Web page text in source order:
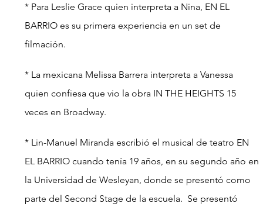
* Para Leslie Grace quien interpreta a Nina, EN EL
BARRIO es su primera experiencia en un set de
filmación.
* La mexicana Melissa Barrera interpreta a Vanessa
quien confiesa que vio la obra IN THE HEIGHTS 15
veces en Broadway.
* Lin-Manuel Miranda escribió el musical de teatro EN
EL BARRIO cuando tenía 19 años, en su segundo año en
la Universidad de Wesleyan, donde se presentó como
parte del Second Stage de la escuela.  Se presentó